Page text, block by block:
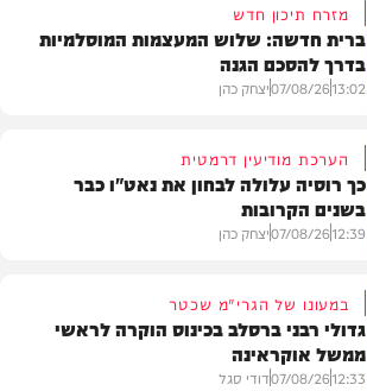
מזרח תיכון חדש
ברית חדשה: שלוש המעצמות המוסלמיות
בדרך להסכם הגנה
13:02
07/08/26יצחק כהן
הערכת מודיעין דרמטית
כך רוסיה עלולה לבחון את נאט"ו כבר
בשנים הקרובות
12:39
07/08/26יצחק כהן
במעונו של הגרי"מ שכטר
גדולי רבני ברסלב בכינוס הוקרה לראשי
ממשל אוקראינה
12:33
07/08/26דודי סגל